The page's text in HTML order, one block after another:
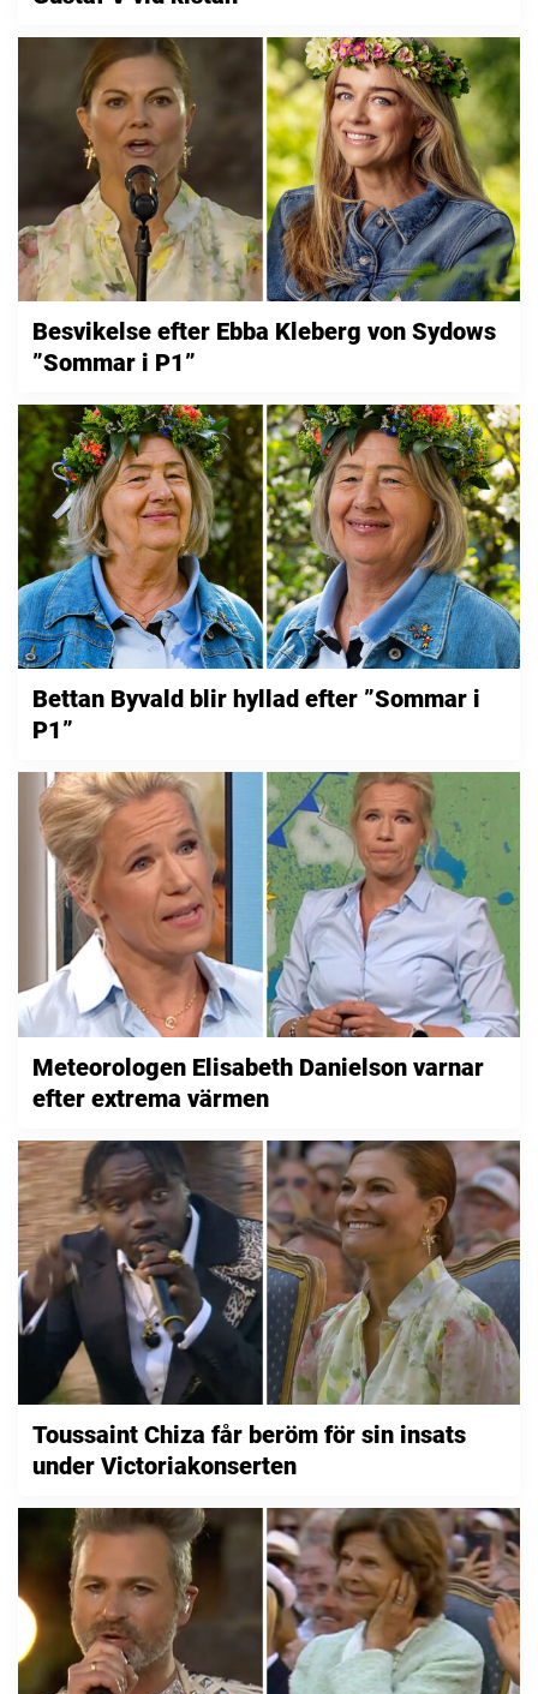
Besvikelse efter Ebba Kleberg von Sydows
”Sommar i P1”
Bettan Byvald blir hyllad efter ”Sommar i
P1”
Meteorologen Elisabeth Danielson varnar
efter extrema värmen
Toussaint Chiza får beröm för sin insats
under Victoriakonserten